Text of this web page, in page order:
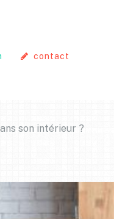
contact
son intérieur ?